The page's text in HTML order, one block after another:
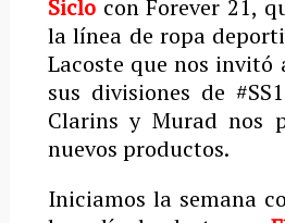
Siclo con Forever 21,
la línea de ropa
Lacoste que nos invitó
sus divisiones de
Clarins y Murad nos
nuevos productos.
Iniciamos la semana